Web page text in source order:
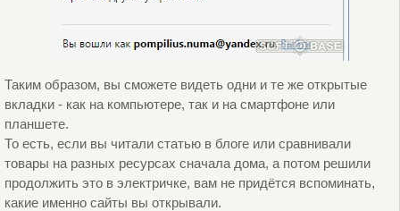
Таким образом, вы сможете видеть одни и те же открытые
вкладки - как на компьютере, так и на смартфоне или
планшете.
То есть, если вы читали статью в блоге или сравнивали
товары на разных ресурсах сначала дома, а потом решили
продолжить это в электричке, вам не придётся вспоминать,
какие именно сайты вы открывали.